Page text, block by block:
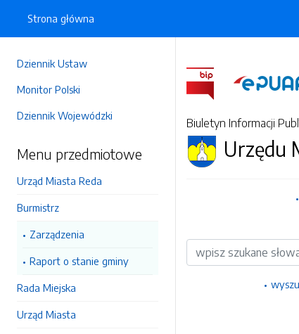
Dziennik Ustaw
Monitor Polski
Dziennik Wojewódzki
Menu przedmiotowe
Urząd Miasta Reda
Burmistrz
Zarządzenia
Raport o stanie gminy
Rada Miejska
Urząd Miasta
Strona główna
Biuletyn Informacji
Urzędu
Wyszukiwarka